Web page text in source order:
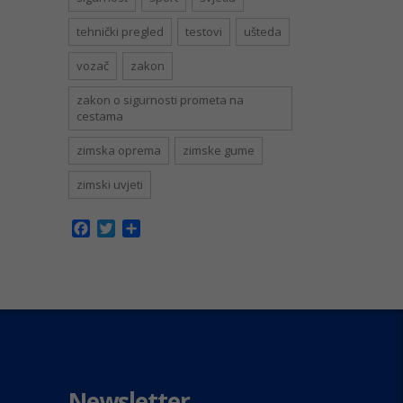
tehnički pregled testovi ušteda
vozač zakon
zakon o sigurnosti prometa na
cestama
zimska oprema zimske gume
zimski uvjeti
Facebook
Twitter